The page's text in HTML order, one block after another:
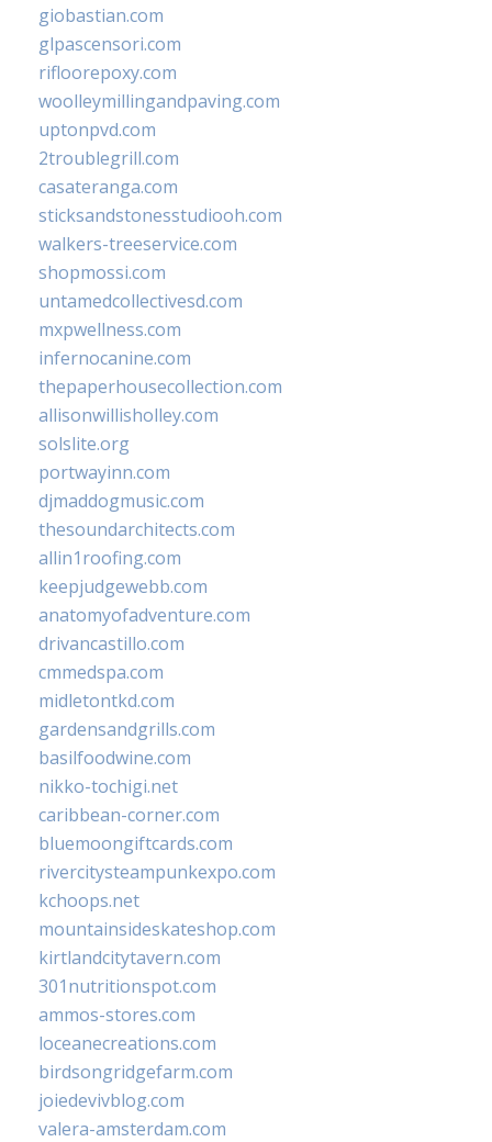
giobastian.com
glpascensori.com
rifloorepoxy.com
woolleymillingandpaving.com
uptonpvd.com
2troublegrill.com
casateranga.com
sticksandstonesstudiooh.com
walkers-treeservice.com
shopmossi.com
untamedcollectivesd.com
mxpwellness.com
infernocanine.com
thepaperhousecollection.com
allisonwillisholley.com
solslite.org
portwayinn.com
djmaddogmusic.com
thesoundarchitects.com
allin1roofing.com
keepjudgewebb.com
anatomyofadventure.com
drivancastillo.com
cmmedspa.com
midletontkd.com
gardensandgrills.com
basilfoodwine.com
nikko-tochigi.net
caribbean-corner.com
bluemoongiftcards.com
rivercitysteampunkexpo.com
kchoops.net
mountainsideskateshop.com
kirtlandcitytavern.com
301nutritionspot.com
ammos-stores.com
loceanecreations.com
birdsongridgefarm.com
joiedevivblog.com
valera-amsterdam.com